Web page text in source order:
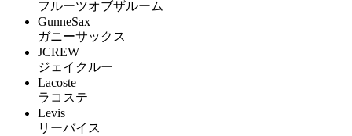
フルーツオブザルーム
GunneSax
ガニーサックス
JCREW
ジェイクルー
Lacoste
ラコステ
Levis
リーバイス